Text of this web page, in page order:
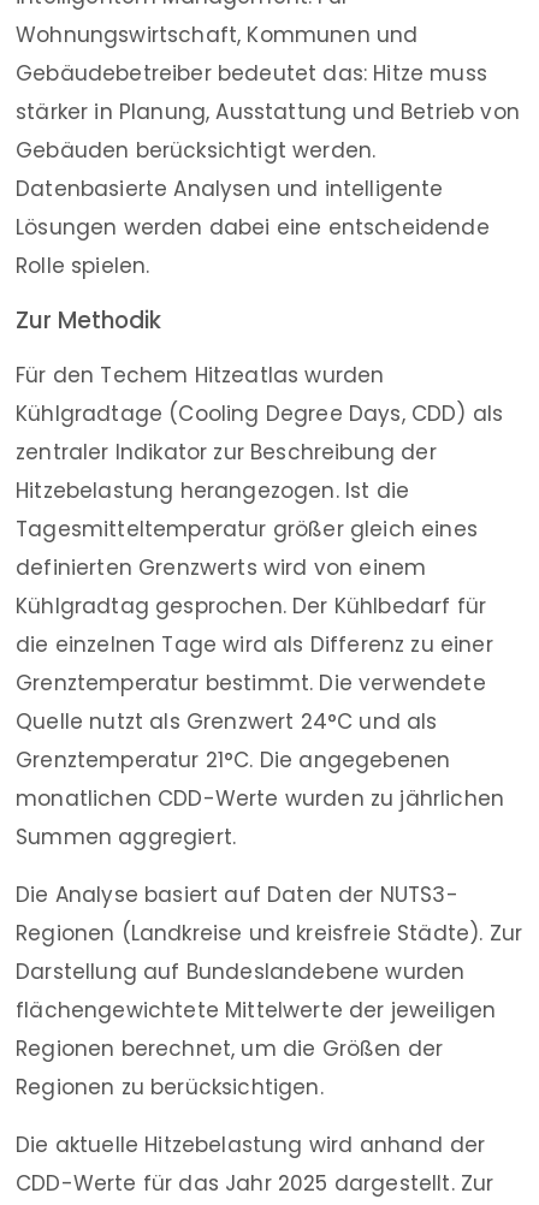
Wohnungswirtschaft, Kommunen und
Gebäudebetreiber bedeutet das: Hitze muss
stärker in Planung, Ausstattung und Betrieb von
Gebäuden berücksichtigt werden.
Datenbasierte Analysen und intelligente
Lösungen werden dabei eine entscheidende
Rolle spielen.
Zur Methodik
Für den Techem Hitzeatlas wurden
Kühlgradtage (Cooling Degree Days, CDD) als
zentraler Indikator zur Beschreibung der
Hitzebelastung herangezogen. Ist die
Tagesmitteltemperatur größer gleich eines
definierten Grenzwerts wird von einem
Kühlgradtag gesprochen. Der Kühlbedarf für
die einzelnen Tage wird als Differenz zu einer
Grenztemperatur bestimmt. Die verwendete
Quelle nutzt als Grenzwert 24°C und als
Grenztemperatur 21°C. Die angegebenen
monatlichen CDD-Werte wurden zu jährlichen
Summen aggregiert.
Die Analyse basiert auf Daten der NUTS3-
Regionen (Landkreise und kreisfreie Städte). Zur
Darstellung auf Bundeslandebene wurden
flächengewichtete Mittelwerte der jeweiligen
Regionen berechnet, um die Größen der
Regionen zu berücksichtigen.
Die aktuelle Hitzebelastung wird anhand der
CDD-Werte für das Jahr 2025 dargestellt. Zur